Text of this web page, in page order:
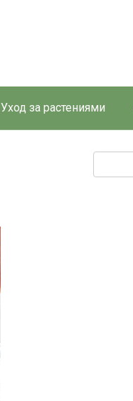
Уход за растениями